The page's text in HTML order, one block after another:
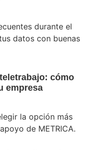
durante el
datos con buenas
cómo
empresa
la opción más
de METRICA.